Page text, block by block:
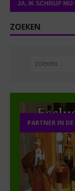
ZOEKEN
PARTNER IN